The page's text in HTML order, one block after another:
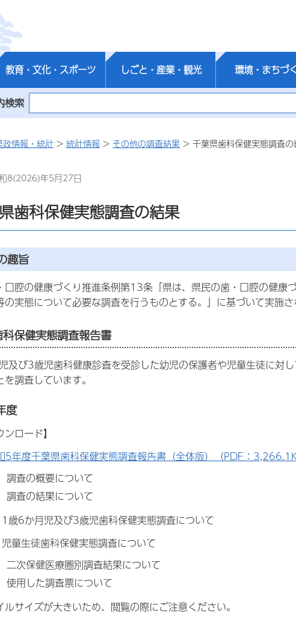
教育・文化・スポーツ しごと・産業・観光 環境・まちづ
検索
政情報・統計 > 統計情報 > その他の調査結果 > 千葉県歯科保健実態調査の
8(2026)年5月27日
歯科保健実態調査の結果
趣旨
口腔の健康づくり推進条例第13条「県は、県民の歯・口腔の健康
の実態について必要な調査を行うものとする。」に基づいて実施
保健実態調査報告書
及び3歳児歯科健康診査を受診した幼児の保護者や児童生徒に対
調査しています。
度
ンロード】
5年度千葉県歯科保健実態調査報告書（全体版）（PDF：
査の概要について
査の結果について
6か月児及び3歳児歯科保健実態調査について
生徒歯科保健実態調査について
次保健医療圏別調査結果について
用した調査票について
サイズが大きいため、閲覧の際にご注意ください。